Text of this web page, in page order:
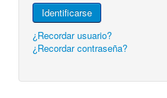
Identificarse
¿Recordar usuario?
¿Recordar contraseña?